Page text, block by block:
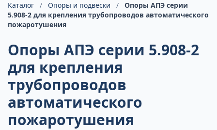
Каталог / Опоры и подвески /
Опоры АПЭ серии
5.908-2 для крепления трубопроводов автоматического
пожаротушения
Опоры АПЭ серии 5.908-2
для крепления
трубопроводов
автоматического
пожаротушения